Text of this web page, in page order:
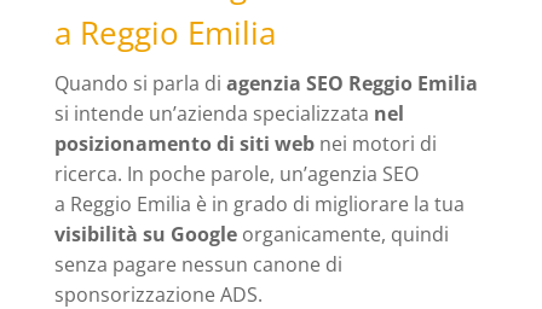
a Reggio Emilia
Quando si parla di agenzia SEO Reggio Emilia
si intende un’azienda specializzata nel
posizionamento di siti webnei motori di
ricerca. In poche parole, un’agenzia SEO
a Reggio Emilia è in grado di migliorare la tua
visibilità su Googleorganicamente, quindi
senza pagare nessun canone di
sponsorizzazione ADS.